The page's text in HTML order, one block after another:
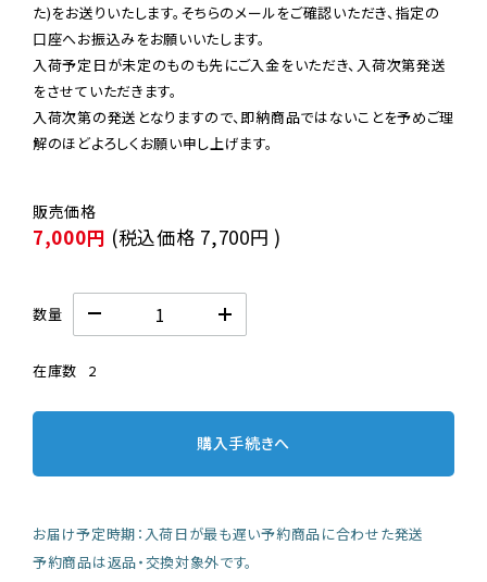
た)をお送りいたします。そちらのメールをご確認いただき、指定の
口座へお振込みをお願いいたします。
入荷予定日が未定のものも先にご入金をいただき、入荷次第発送
をさせていただきます。
入荷次第の発送となりますので、即納商品ではないことを予めご理
解のほどよろしくお願い申し上げます。
7,000円 (税込価格 7,700円 )
数量
在庫数 2
購入手続きへ
お届け予定時期：入荷日が最も遅い予約商品に合わせた発送
予約商品は返品・交換対象外です。